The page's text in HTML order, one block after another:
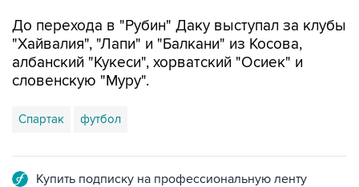
До перехода в "Рубин" Даку выступал за клубы
"Хайвалия", "Лапи" и "Балкани" из Косова,
албанский "Кукеси", хорватский "Осиек" и
словенскую "Муру".
Спартак футбол
Купить подписку на профессиональную ленту